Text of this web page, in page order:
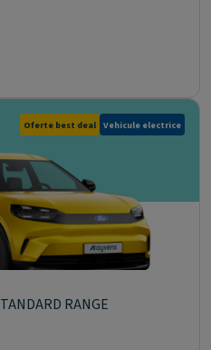
Oferte best deal Vehicule electrice
RANGE